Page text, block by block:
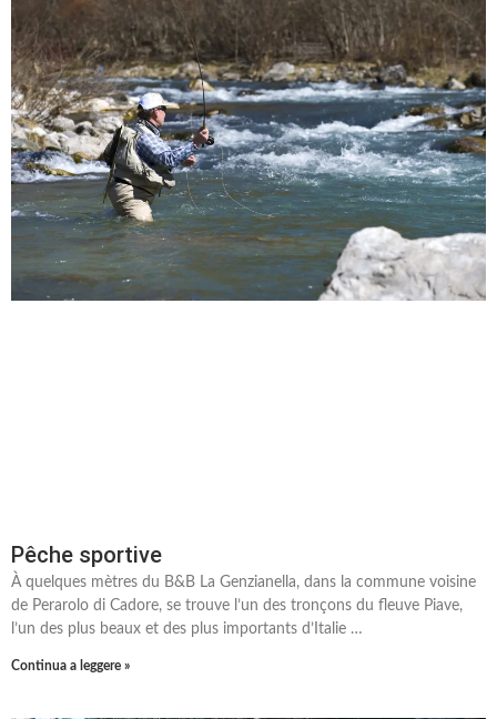
Pêche sportive
À quelques mètres du B&B La Genzianella, dans la commune voisine
de Perarolo di Cadore, se trouve l’un des tronçons du fleuve Piave,
l’un des plus beaux et des plus importants d’Italie …
Continua a leggere »